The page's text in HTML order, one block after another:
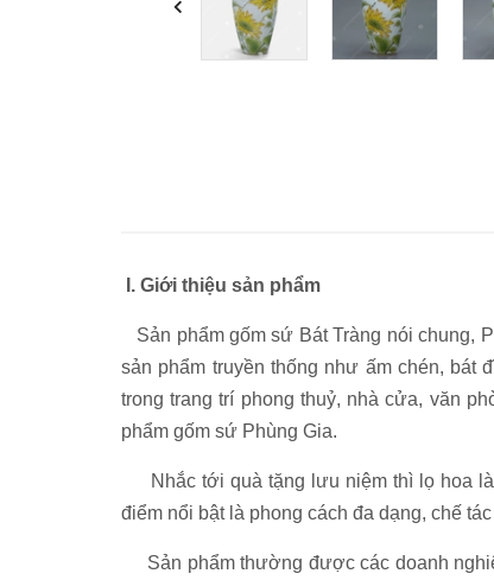
I. Giới thiệu sản phẩm
Sản phẩm gốm sứ Bát Tràng nói chung,
sản phẩm truyền thống như ấm chén,
trong trang trí phong thuỷ, nhà cửa, văn
phẩm gốm sứ Phùng Gia.
Nhắc tới quà tặng lưu niệm thì lọ hoa là
điểm nổi bật là phong cách đa dạng, chế
Sản phẩm thường được các doanh